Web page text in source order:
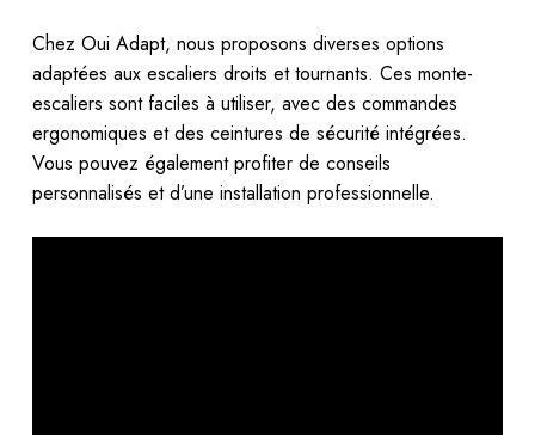
Chez Oui Adapt, nous proposons diverses options
adaptées aux escaliers droits et tournants. Ces monte-
escaliers sont faciles à utiliser, avec des commandes
ergonomiques et des ceintures de sécurité intégrées.
Vous pouvez également profiter de conseils
personnalisés et d’une installation professionnelle.